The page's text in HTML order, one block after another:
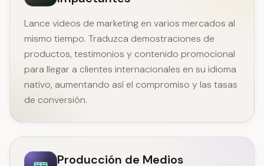
Lance videos de marketing en varios mercados al
mismo tiempo. Traduzca demostraciones de
productos, testimonios y contenido promocional
para llegar a clientes internacionales en su idioma
nativo, aumentando así el compromiso y las tasas
de conversión.
Producción de Medios